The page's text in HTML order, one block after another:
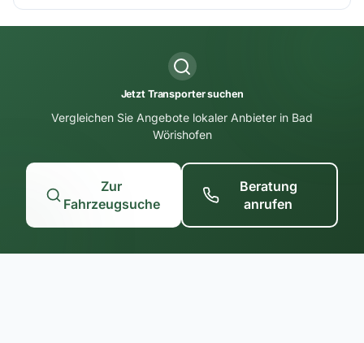
Jetzt Transporter suchen
Vergleichen Sie Angebote lokaler Anbieter in Bad
Wörishofen
Zur
Fahrzeugsuche
Beratung
anrufen